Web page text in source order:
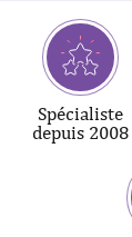
Spécialiste
depuis 2008